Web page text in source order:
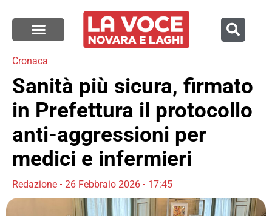
Cronaca
Sanità più sicura, firmato
in Prefettura il protocollo
anti-aggressioni per
medici e infermieri
Redazione 26 Febbraio 2026 17:45